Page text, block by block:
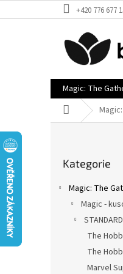
na
+420 776 677
Magic: The
Domů
kategorie
Kategorie
Magic: The
Magic -
STANDARD
The
The
Marvel